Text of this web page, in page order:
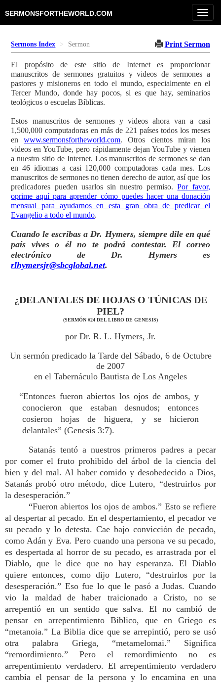
SERMONSFORTHEWORLD.COM
Sermons Index Sermon Print Sermon
El propósito de este sitio de Internet es proporcionar
manuscritos de sermones gratuitos y videos de sermones a
pastores y misioneros en todo el mundo, especialmente en el
Tercer Mundo, donde hay pocos, si es que hay, seminarios
teológicos o escuelas Bíblicas.
Estos manuscritos de sermones y videos ahora van a casi
1,500,000 computadoras en más de 221 países todos los meses
enwww.sermonsfortheworld.com. Otros cientos miran los
videos en YouTube, pero rápidamente dejan YouTube y vienen
a nuestro sitio de Internet. Los manuscritos de sermones se dan
en 46 idiomas a casi 120,000 computadoras cada mes. Los
manuscritos de sermones no tienen derecho de autor, así que los
predicadores pueden usarlos sin nuestro permiso.Por favor,
oprime aquí para aprender cómo puedes hacer una donación
mensual para ayudarnos en esta gran obra de predicar el
Evangelio a todo el mundo.
Cuando le escribas a Dr. Hymers, siempre dile en qué
país vives o él no te podrá contestar. El correo
electrónico de Dr. Hymers es
rlhymersjr@sbcglobal.net.
¿DELANTALES DE HOJAS O TÚNICAS DE
PIEL?
(SERMÓN #24 DEL LIBRO DE GENESIS)
por Dr. R. L. Hymers, Jr.
Un sermón predicado la Tarde del Sábado, 6 de Octubre
de 2007
en el Tabernáculo Bautista de Los Angeles
“Entonces fueron abiertos los ojos de ambos, y
conocieron que estaban desnudos; entonces
cosieron hojas de higuera, y se hicieron
delantales” (Genesis 3:7).
Satanás tentó a nuestros primeros padres a pecar
por comer el fruto prohibido del árbol de la ciencia del
bien y del mal. Al haber comido y desobedecido a Dios,
Satanás probó otro método, dice Lutero, “destruirlos por
la desesperación.”
“Fueron abiertos los ojos de ambos.” Esto se refiere
al despertar al pecado. En el despertamiento, el pecador ve
su pecado y lo detesta. Cae bajo convicción de pecado,
como Adán y Eva. Pero cuando una persona ve su pecado,
es despertada al horror de su pecado, es arrastrada por el
Diablo, que le dice que no hay esperanza. El Diablo
quiere entonces, como dijo Lutero, “destruirlos por la
desesperación.” Eso fue lo que le pasó a Judas. Cuando
vio la maldad de haber traicionado a Cristo, no se
arrepentió en un sentido que salva. El no cambió de
pensar en arrepentimiento Bíblico, que en Griego es
“metanoia.” La Biblia dice que se arrepintió, pero se usó
otra palabra Griega, “metamelomai.” Significa
“remordimiento.” Pero el remordimiento no es
arrepentimiento verdadero. El arrepentimiento verdadero
cambia el pensar de la persona y lo encamina en una